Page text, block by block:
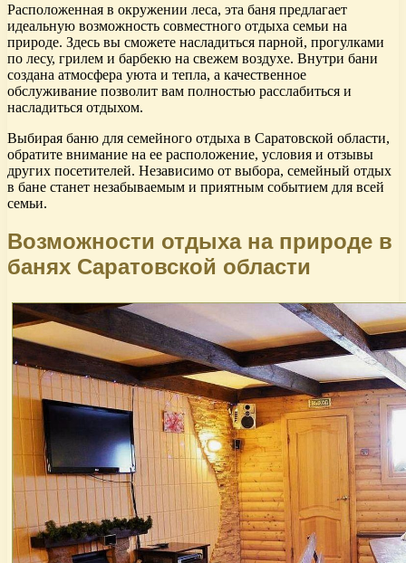
Расположенная в окружении леса, эта баня предлагает
идеальную возможность совместного отдыха семьи на
природе. Здесь вы сможете насладиться парной, прогулками
по лесу, грилем и барбекю на свежем воздухе. Внутри бани
создана атмосфера уюта и тепла, а качественное
обслуживание позволит вам полностью расслабиться и
насладиться отдыхом.
Выбирая баню для семейного отдыха в Саратовской области,
обратите внимание на ее расположение, условия и отзывы
других посетителей. Независимо от выбора, семейный отдых
в бане станет незабываемым и приятным событием для всей
семьи.
Возможности отдыха на природе в
банях Саратовской области